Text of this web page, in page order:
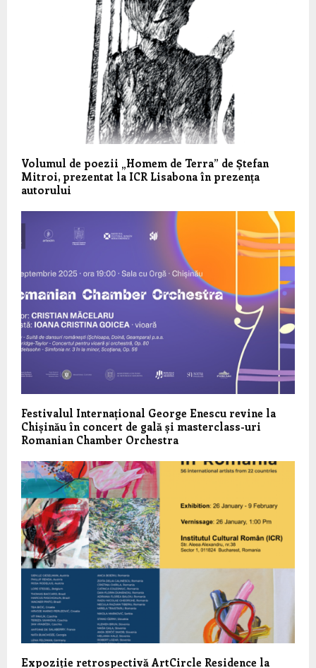
Volumul de poezii „Homem de Terra” de Ștefan
Mitroi, prezentat la ICR Lisabona în prezența
autorului
Festivalul Internațional George Enescu revine la
Chișinău în concert de gală și masterclass-uri
Romanian Chamber Orchestra
Expoziție retrospectivă ArtCircle Residence la